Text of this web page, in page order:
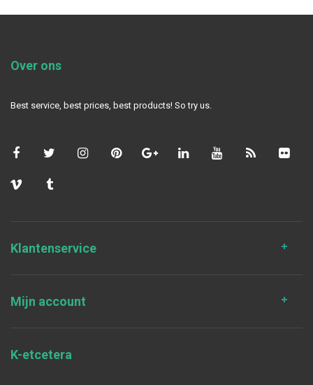
Over ons
Best service, best prices, best products! So try us.
Klantenservice
Mijn account
K-etcetera